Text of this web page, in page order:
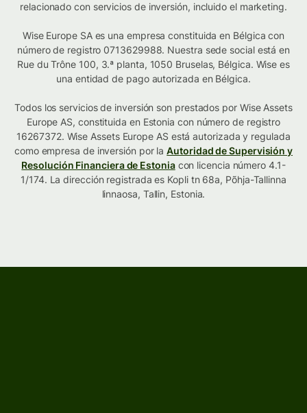
relacionado con servicios de inversión, incluido el marketing.
Wise Europe SA es una empresa constituida en Bélgica con
número de registro 0713629988. Nuestra sede social está en
Rue du Trône 100, 3.ª planta, 1050 Bruselas, Bélgica. Wise es
una entidad de pago autorizada en Bélgica.
Todos los servicios de inversión son prestados por Wise Assets
Europe AS, constituida en Estonia con número de registro
16267372. Wise Assets Europe AS está autorizada y regulada
como empresa de inversión por laAutoridad de Supervisión y
Resolución Financiera de Estoniacon licencia número 4.1-
1/174. La dirección registrada es Kopli tn 68a, Põhja-Tallinna
linnaosa, Tallin, Estonia.